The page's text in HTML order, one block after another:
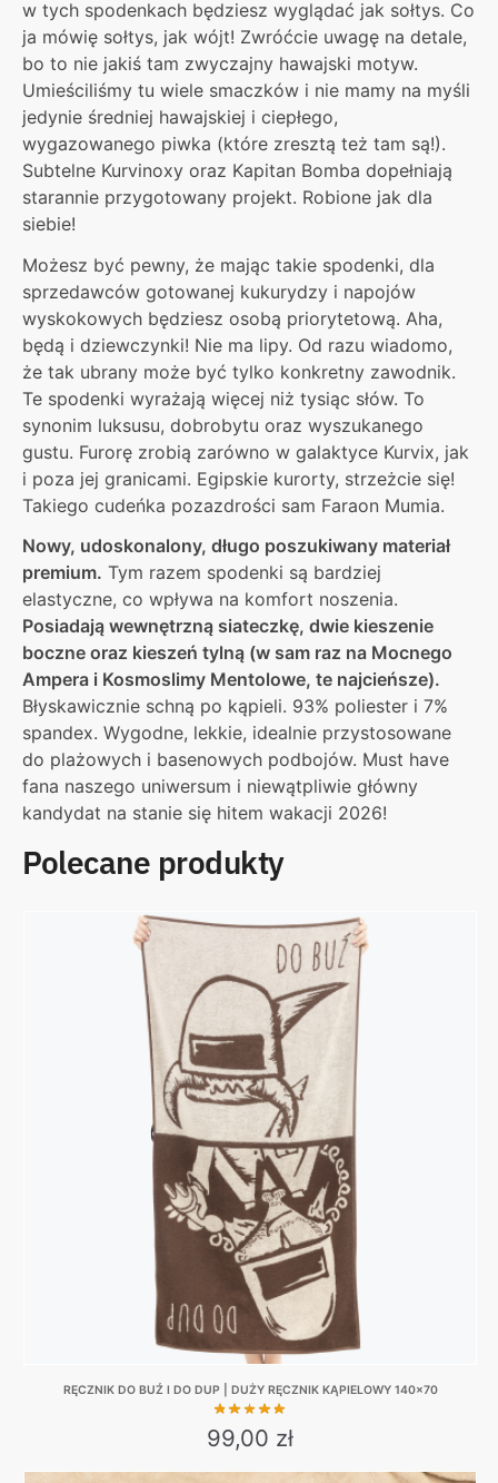
w tych spodenkach będziesz wyglądać jak sołtys. Co
ja mówię sołtys, jak wójt! Zwróćcie uwagę na detale,
bo to nie jakiś tam zwyczajny hawajski motyw.
Umieściliśmy tu wiele smaczków i nie mamy na myśli
jedynie średniej hawajskiej i ciepłego,
wygazowanego piwka (które zresztą też tam są!).
Subtelne Kurvinoxy oraz Kapitan Bomba dopełniają
starannie przygotowany projekt. Robione jak dla
siebie!
Możesz być pewny, że mając takie spodenki, dla
sprzedawców gotowanej kukurydzy i napojów
wyskokowych będziesz osobą priorytetową. Aha,
będą i dziewczynki! Nie ma lipy. Od razu wiadomo,
że tak ubrany może być tylko konkretny zawodnik.
Te spodenki wyrażają więcej niż tysiąc słów. To
synonim luksusu, dobrobytu oraz wyszukanego
gustu. Furorę zrobią zarówno w galaktyce Kurvix, jak
i poza jej granicami. Egipskie kurorty, strzeżcie się!
Takiego cudeńka pozazdrości sam Faraon Mumia.
Nowy, udoskonalony, długo poszukiwany materiał
premium. Tym razem spodenki są bardziej
elastyczne, co wpływa na komfort noszenia.
Posiadają wewnętrzną siateczkę, dwie kieszenie
boczne oraz kieszeń tylną (w sam raz na Mocnego
Ampera i Kosmoslimy Mentolowe, te najcieńsze).
Błyskawicznie schną po kąpieli. 93% poliester i 7%
spandex. Wygodne, lekkie, idealnie przystosowane
do plażowych i basenowych podbojów. Must have
fana naszego uniwersum i niewątpliwie główny
kandydat na stanie się hitem wakacji 2026!
Polecane produkty
RĘCZNIK DO BUŹ I DO DUP | DUŻY RĘCZNIK KĄPIELOWY 140×70
99,00 zł